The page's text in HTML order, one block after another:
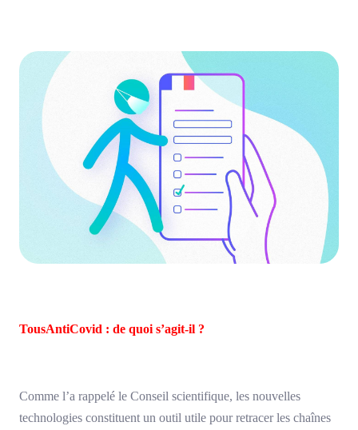
TousAntiCovid : de quoi s’agit-il ?
Comme l’a rappelé le Conseil scientifique, les nouvelles
technologies constituent un outil utile pour retracer les chaînes